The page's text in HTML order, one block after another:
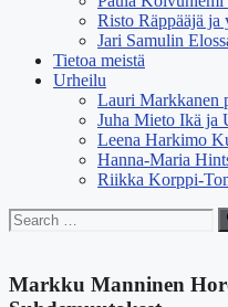
Risto Räppääjä ja
Jari Samulin
Tietoa meistä
Urheilu
Lauri Markkanen
Juha Mieto Ikä ja
Leena Harkimo
Hanna-Maria
Riikka Korppi-
Search
for:
Markku Manninen